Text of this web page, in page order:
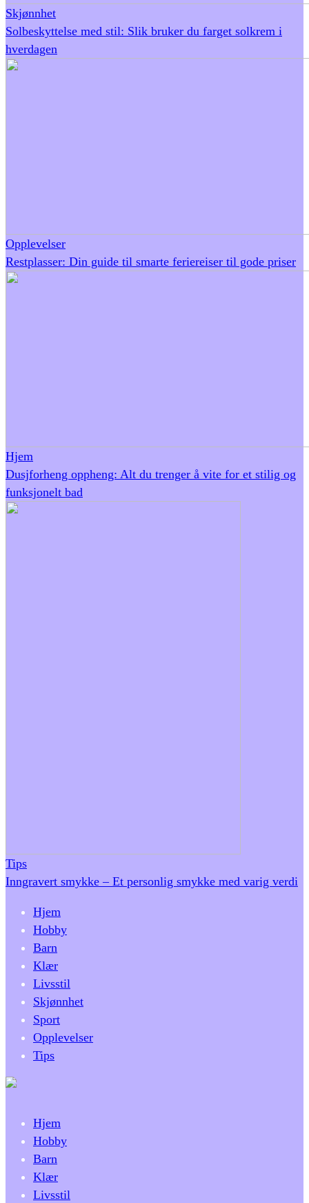
Skjønnhet
Solbeskyttelse med stil: Slik bruker du farget solkrem i
hverdagen
Opplevelser
Restplasser: Din guide til smarte feriereiser til gode priser
Hjem
Dusjforheng oppheng: Alt du trenger å vite for et stilig og
funksjonelt bad
Tips
Inngravert smykke – Et personlig smykke med varig verdi
Hjem
Hobby
Barn
Klær
Livsstil
Skjønnhet
Sport
Opplevelser
Tips
Hjem
Hobby
Barn
Klær
Livsstil